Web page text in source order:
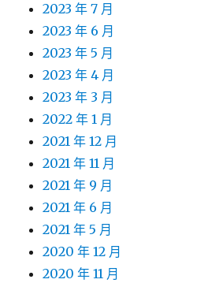
2023 年 7 月
2023 年 6 月
2023 年 5 月
2023 年 4 月
2023 年 3 月
2022 年 1 月
2021 年 12 月
2021 年 11 月
2021 年 9 月
2021 年 6 月
2021 年 5 月
2020 年 12 月
2020 年 11 月